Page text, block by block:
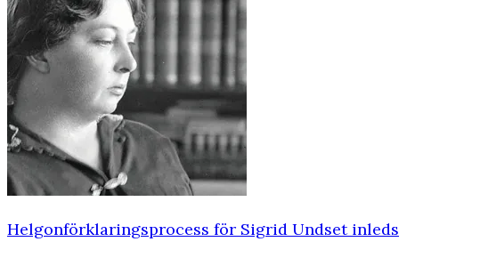
Helgonförklaringsprocess för Sigrid Undset inleds